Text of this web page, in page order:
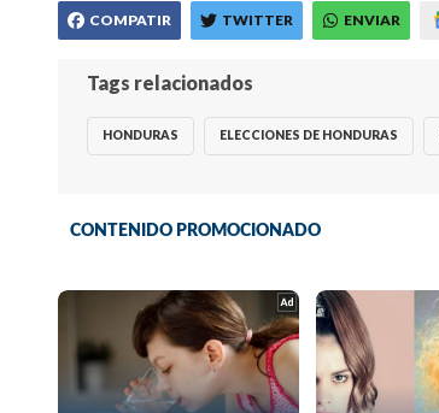
COMPATIR TWITTER ENVIAR
Tags relacionados
HONDURAS ELECCIONES DE HONDURAS